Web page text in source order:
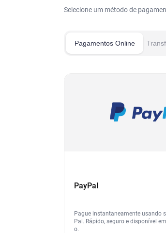
Selecione um método de
Pagamentos Online
PayPal
Pague instantaneamente usando
Pal. Rápido, seguro e disponível
o.